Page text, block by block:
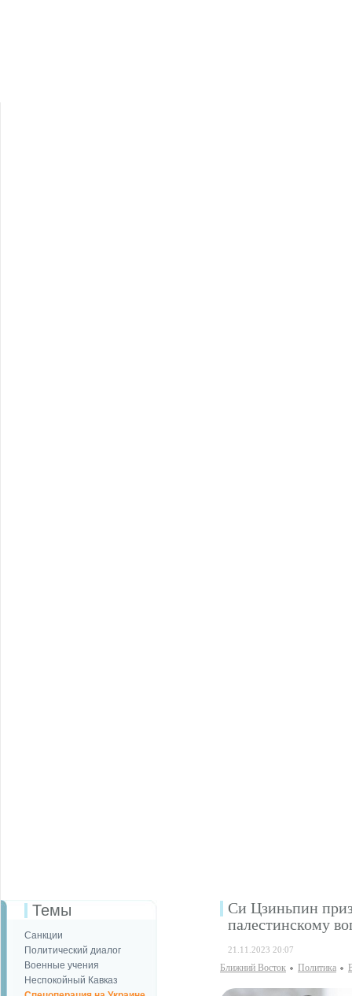
Темы
Санкции
Политический диалог
Военные учения
Неспокойный Кавказ
Си Цзиньпин
палестинскому
21.11.2023 20:07
Ближний Восток Политика